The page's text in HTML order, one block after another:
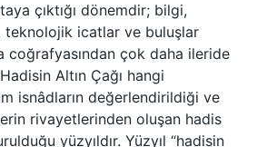
çıktığı dönemdir; bilgi,
teknolojik icatlar ve buluşlar
coğrafyasından çok daha ileride
Altın Çağı hangi
isnâdların değerlendirildiği ve
rivayetlerinden oluşan hadis
yüzyıldır. Yüzyıl “hadisin